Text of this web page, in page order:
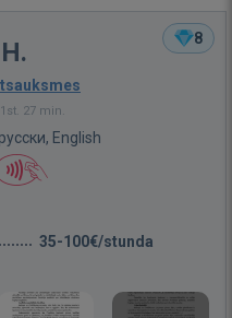
8
27 min.
English
35-100€/stunda